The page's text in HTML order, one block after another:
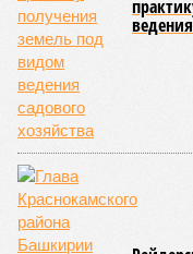
Соглашение по
году на
форуме. Проект
строительства
км, возведение
эстакадной частью
дороги длиной 10 км
На форумеРадию
генеральному